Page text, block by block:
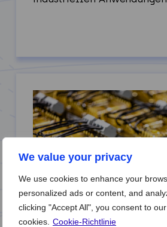
We value your privacy
We use cookies to enhance your
personalized ads or content, and
clicking "Accept All", you consent to
cookies. Cookie-Richtlinie